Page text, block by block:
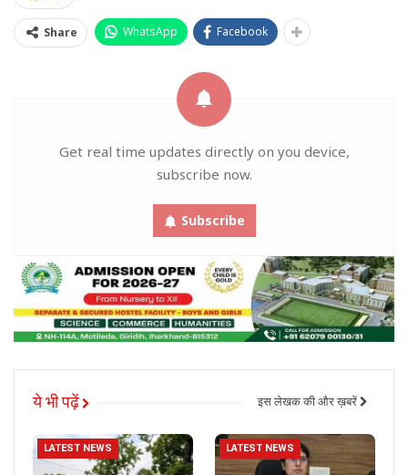
Share WhatsApp Facebook
Get real time updates directly on you device,
subscribe now.
Subscribe
ये भी पढ़ें इस लेखक की और ख़बरें
LATEST NEWS LATEST NEWS